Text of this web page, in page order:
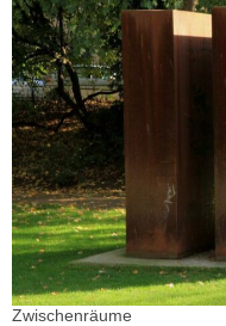
Zwischenräume